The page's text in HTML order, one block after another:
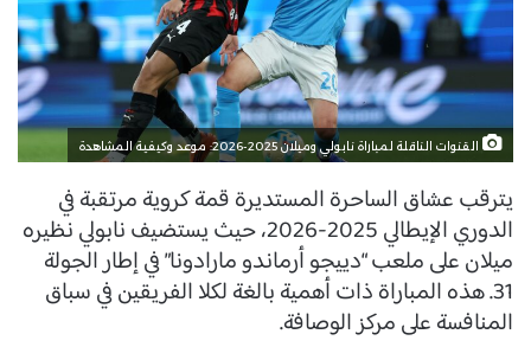
القنوات الناقلة لمباراة نابولي وميلان 2025-2026: موعد وكيفية المشاهدة
يترقب عشاق الساحرة المستديرة قمة كروية مرتقبة في
الدوري الإيطالي 2025-2026، حيث يستضيف نابولي نظيره
ميلان على ملعب “دييجو أرماندو مارادونا” في إطار الجولة
31. هذه المباراة ذات أهمية بالغة لكلا الفريقين في سباق
المنافسة على مركز الوصافة.